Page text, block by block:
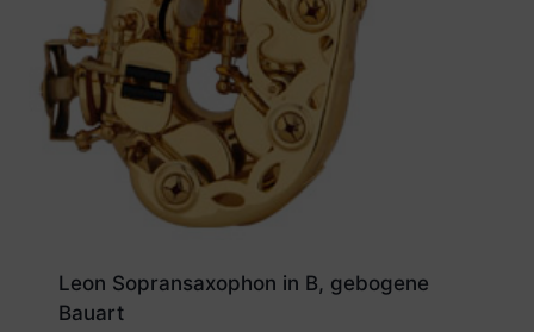
Leon Sopransaxophon in B, gebogene
Bauart